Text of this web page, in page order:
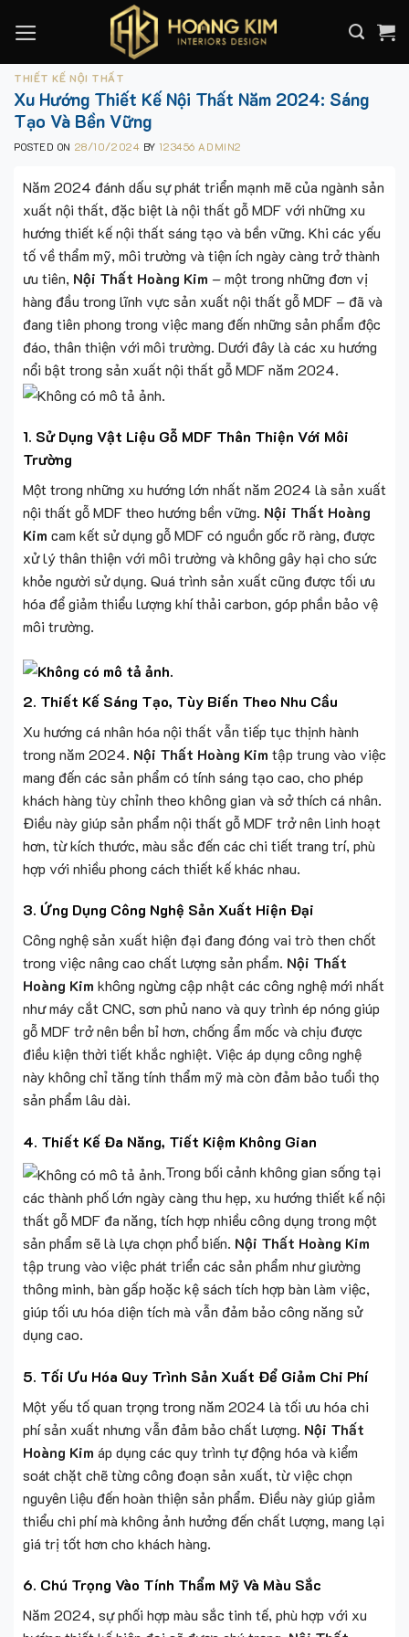
THIẾT KẾ NỘI THẤT
Xu Hướng Thiết Kế Nội Thất Năm 2024: Sáng
Tạo Và Bền Vững
POSTED ON 28/10/2024 BY123456 ADMIN2
Năm 2024 đánh dấu sự phát triển mạnh mẽ của ngành sản
xuất nội thất, đặc biệt là nội thất gỗ MDF với những xu
hướng thiết kế nội thất sáng tạo và bền vững. Khi các yếu
tố về thẩm mỹ, môi trường và tiện ích ngày càng trở thành
ưu tiên, Nội Thất Hoàng Kim – một trong những đơn vị
hàng đầu trong lĩnh vực sản xuất nội thất gỗ MDF – đã và
đang tiên phong trong việc mang đến những sản phẩm độc
đáo, thân thiện với môi trường. Dưới đây là các xu hướng
nổi bật trong sản xuất nội thất gỗ MDF năm 2024.
1. Sử Dụng Vật Liệu Gỗ MDF Thân Thiện Với Môi
Trường
Một trong những xu hướng lớn nhất năm 2024 là sản xuất
nội thất gỗ MDF theo hướng bền vững. Nội Thất Hoàng
Kim cam kết sử dụng gỗ MDF có nguồn gốc rõ ràng, được
xử lý thân thiện với môi trường và không gây hại cho sức
khỏe người sử dụng. Quá trình sản xuất cũng được tối ưu
hóa để giảm thiểu lượng khí thải carbon, góp phần bảo vệ
môi trường.
2. Thiết Kế Sáng Tạo, Tùy Biến Theo Nhu Cầu
Xu hướng cá nhân hóa nội thất vẫn tiếp tục thịnh hành
trong năm 2024. Nội Thất Hoàng Kim tập trung vào việc
mang đến các sản phẩm có tính sáng tạo cao, cho phép
khách hàng tùy chỉnh theo không gian và sở thích cá nhân.
Điều này giúp sản phẩm nội thất gỗ MDF trở nên linh hoạt
hơn, từ kích thước, màu sắc đến các chi tiết trang trí, phù
hợp với nhiều phong cách thiết kế khác nhau.
3. Ứng Dụng Công Nghệ Sản Xuất Hiện Đại
Công nghệ sản xuất hiện đại đang đóng vai trò then chốt
trong việc nâng cao chất lượng sản phẩm. Nội Thất
Hoàng Kim không ngừng cập nhật các công nghệ mới nhất
như máy cắt CNC, sơn phủ nano và quy trình ép nóng giúp
gỗ MDF trở nên bền bỉ hơn, chống ẩm mốc và chịu được
điều kiện thời tiết khắc nghiệt. Việc áp dụng công nghệ
này không chỉ tăng tính thẩm mỹ mà còn đảm bảo tuổi thọ
sản phẩm lâu dài.
4. Thiết Kế Đa Năng, Tiết Kiệm Không Gian
Trong bối cảnh không gian sống tại
các thành phố lớn ngày càng thu hẹp, xu hướng thiết kế nội
thất gỗ MDF đa năng, tích hợp nhiều công dụng trong một
sản phẩm sẽ là lựa chọn phổ biến. Nội Thất Hoàng Kim
tập trung vào việc phát triển các sản phẩm như giường
thông minh, bàn gấp hoặc kệ sách tích hợp bàn làm việc,
giúp tối ưu hóa diện tích mà vẫn đảm bảo công năng sử
dụng cao.
5. Tối Ưu Hóa Quy Trình Sản Xuất Để Giảm Chi Phí
Một yếu tố quan trọng trong năm 2024 là tối ưu hóa chi
phí sản xuất nhưng vẫn đảm bảo chất lượng. Nội Thất
Hoàng Kim áp dụng các quy trình tự động hóa và kiểm
soát chặt chẽ từng công đoạn sản xuất, từ việc chọn
nguyên liệu đến hoàn thiện sản phẩm. Điều này giúp giảm
thiểu chi phí mà không ảnh hưởng đến chất lượng, mang lại
giá trị tốt hơn cho khách hàng.
6. Chú Trọng Vào Tính Thẩm Mỹ Và Màu Sắc
Năm 2024, sự phối hợp màu sắc tinh tế, phù hợp với xu